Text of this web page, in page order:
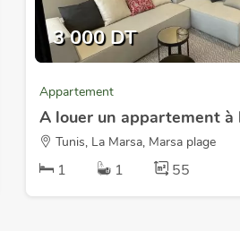
3 000 DT
Appartement
A louer un appartement à
Tunis, La Marsa, Marsa plage
1 1 55